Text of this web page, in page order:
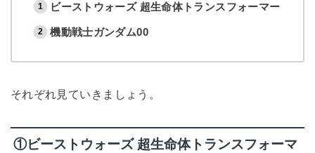
ビーストウォーズ 超生命体トランスフォーマー
機動戦士ガンダム00
それぞれ見ていきましょう。
①ビーストウォーズ 超生命体トランスフォーマ